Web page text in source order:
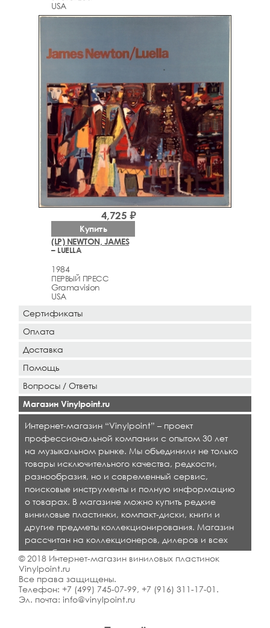
USA
(LP) NEWTON, JAMES
– LUELLA
1984
ПЕРВЫЙ ПРЕСС
Gramavision
USA
4,725 ₽
Купить
Сертификаты
Оплата
Доставка
Помощь
Вопросы / Ответы
Магазин Vinylpoint.ru
Интернет-магазин “Vinylpoint” – проект
профессиональной компании с опытом 30 лет
на музыкальном рынке. Мы объединили не только
товары исключительного качества, редкости,
разнообразия, но и современный сервис,
поисковые инструменты и полную информацию
о товарах. В магазине можно купить редкие
виниловые пластинки, компакт-диски, книги и
другие предметы коллекционирования. Магазин
рассчитан на коллекционеров, дилеров и всех
кто любит качественную музыку.
© 2018 Интернет-магазин виниловых пластинок
Vinylpoint.ru
Все права защищены.
Телефон: +7 (499) 745-07-99, +7 (916) 311-17-01 .
Эл. почта: info@vinylpoint.ru